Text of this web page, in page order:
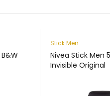
Stick Men
Nivea Stick Men
Invisible Original